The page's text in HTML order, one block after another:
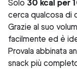
Solo 30 kcal per
cerca qualcosa di
Grazie al suo
facilmente ed è
Provala abbinata
snack più